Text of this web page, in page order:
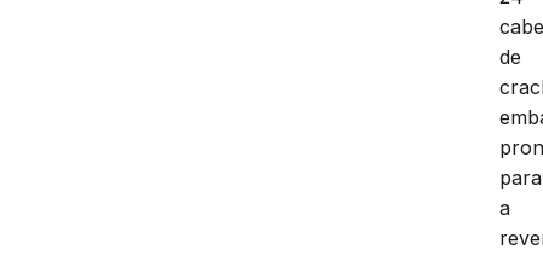
de
para
a